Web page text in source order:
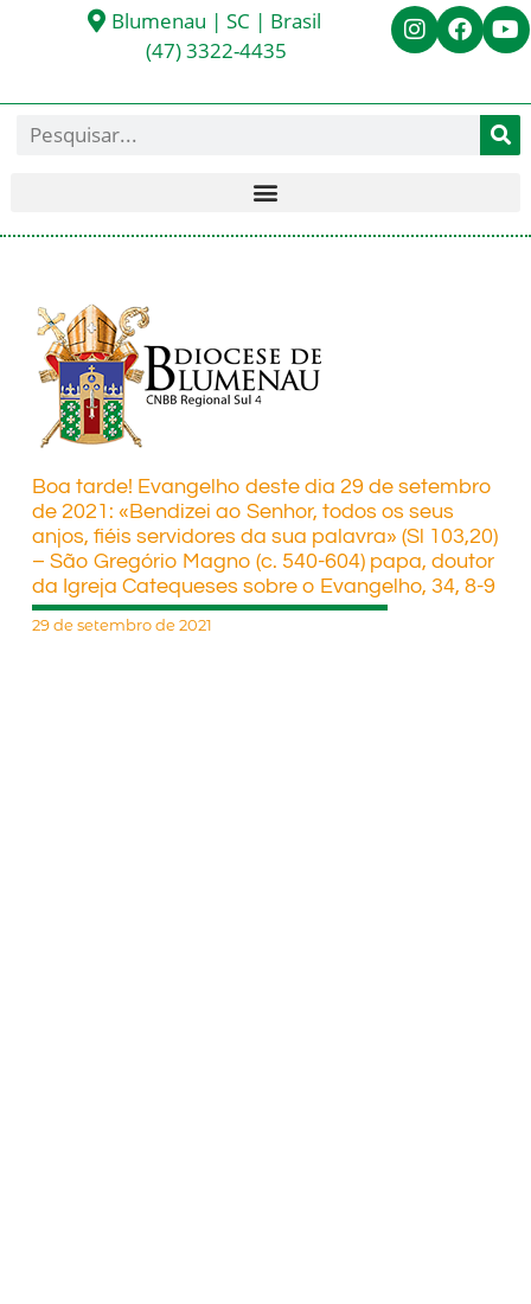
Blumenau | SC | Brasil
(47) 3322-4435
Boa tarde! Evangelho deste dia 29 de setembro
de 2021: «Bendizei ao Senhor, todos os seus
anjos, fiéis servidores da sua palavra» (Sl 103,20)
– São Gregório Magno (c. 540-604) papa, doutor
da Igreja Catequeses sobre o Evangelho, 34, 8-9
29 de setembro de 2021